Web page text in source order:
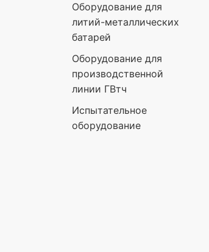
Оборудование для
литий-металлических
батарей
Оборудование для
производственной
линии ГВтч
Испытательное
оборудование